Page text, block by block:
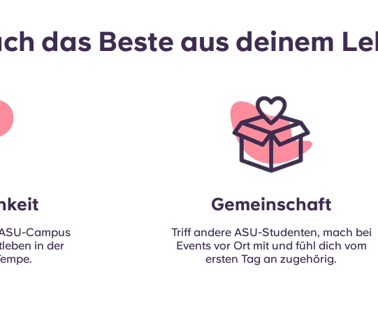
das Beste aus deinem
Campus
in der
Gemeinschaft
Triff andere ASU-Studenten, mach bei
Events vor Ort mit und fühl dich vom
ersten Tag an zugehörig.